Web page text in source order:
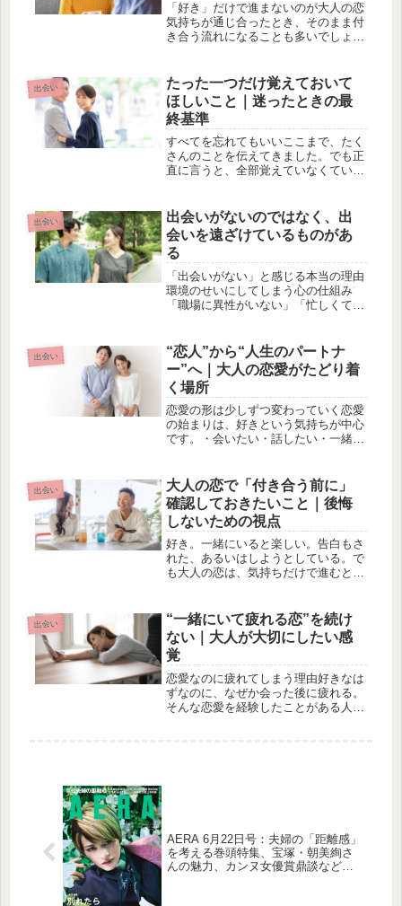
「好き」だけで進まないのが大人の恋
気持ちが通じ合ったとき、そのまま付
き合う流れになることも多いでしょ
ます。仕事。価値観。生活スタイル。
さまざまな要素が関わるからこそ、少
しだ...
出会い
たった一つだけ覚えておいて
ほしいこと｜迷ったときの最
終基準
すべてを忘れてもいいここまで、たく
さんのことを伝えてきました。でも正
直に言うと、全部覚えていなくてい
だ、これだけは残しておいてほしい。
「無理をしないこと」・無理に好かれ
よう...
出会い
出会いがないのではなく、出
会いを遠ざけているものがあ
る
「出会いがない」と感じる本当の理由
環境のせいにしてしまう心の仕組み
「職場に異性がいない」「忙しくて時
す。なぜなら、自分を責めなくて済む
からです。でも実はそれ、恋ができな
い理...
出会い
“恋人”から“人生のパートナ
ー”へ｜大人の恋愛がたどり着
く場所
恋愛の形は少しずつ変わっていく恋愛
の始まりは、好きという気持ちが中心
です。・会いたい・話したい・一緒に
愛の形は少しずつ変わっていきます。
好きだけでは越えられない壁がある長
く...
出会い
大人の恋で「付き合う前に」
確認しておきたいこと｜後悔
しないための視点
好き。一緒にいると楽しい。告白もさ
れた、あるいはしようとしている。で
も大人の恋は、気持ちだけで進むと後
くいのが現実です。だからこそ、始め
る前に確認しておきたいことがありま
す...
出会い
“一緒にいて疲れる恋”を続け
ない｜大人が大切にしたい感
覚
恋愛なのに疲れてしまう理由好きなは
ずなのに、なぜか会った後に疲れる。
そんな恋愛を経験したことがある人は
AERA 6月22日号：夫婦の「距離感」
を考える巻頭特集、宝塚・朝美絢さ
んの魅力、カンヌ女優賞鼎談など多